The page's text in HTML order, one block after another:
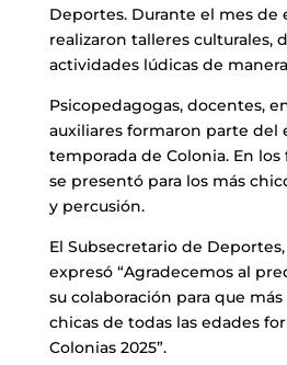
Deportes. Durante el mes de
realizaron talleres culturales,
actividades lúdicas de
Psicopedagogas, docentes,
auxiliares formaron parte del
temporada de Colonia. En
se presentó para los más
y percusión.
El Subsecretario de
expresó “Agradecemos al
su colaboración para que
chicas de todas las edades
Colonias 2025”.